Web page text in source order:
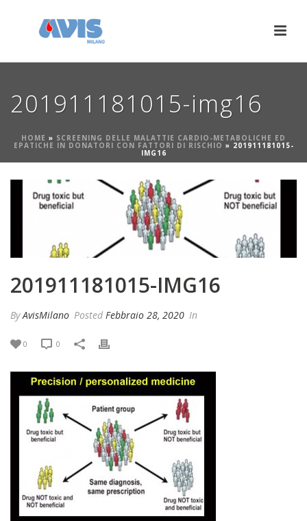
201911181015-img16
HOME » SCREENING DELLE MALATTIE CARDIO-METABOLICHE ED
EPATICHE IN DONATORI CON FATTORI DI RISCHIO » 201911181015-
IMG16
201911181015-IMG16
ByAvisMilano Posted Febbraio 28, 2020 In
0 0